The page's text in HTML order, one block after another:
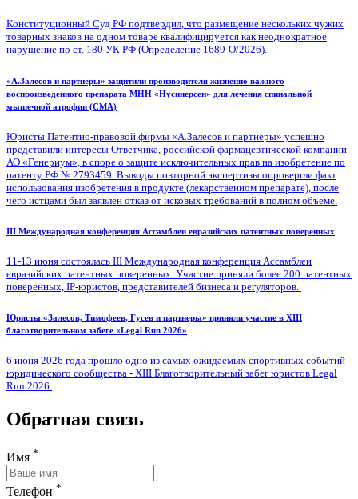
Конституционный Суд РФ подтвердил, что размещение нескольких чужих
товарных знаков на одном товаре квалифицируется как неоднократное
нарушение по ст. 180 УК РФ (Определение 1689-О/2026).
«А.Залесов и партнеры» защитили производителя жизненно важного
воспроизведенного препарата МНН «Нусинерсен» для лечения спинальной
мышечной атрофии (СМА)
Юристы Патентно-правовой фирмы «А.Залесов и партнеры» успешно
представили интересы Ответчика, российской фармацевтической компании
АО «Генериум», в споре о защите исключительных прав на изобретение по
патенту РФ № 2793459. Выводы повторной экспертизы опровергли факт
использования изобретения в продукте (лекарственном препарате), после
чего истцами был заявлен отказ от исковых требований в полном объеме.
III Международная конференция Ассамблеи евразийских патентных поверенных
11-13 июня состоялась III Международная конференция Ассамблеи
евразийских патентных поверенных. Участие приняли более 200 патентных
поверенных, IP-юристов, представителей бизнеса и регуляторов.
Юристы «Залесов, Тимофеев, Гусев и партнеры» приняли участие в XIII
благотворительном забеге «Legal Run 2026»
6 июня 2026 года прошло одно из самых ожидаемых спортивных событий
юридического сообщества - XIII Благотворительный забег юристов Legal
Run 2026.
Обратная связь
Имя *
Телефон *